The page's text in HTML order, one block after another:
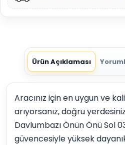
Ürün Açıklaması
Aracınız için en uygun ve
arıyorsanız, doğru
Davlumbazı Önün Önü Sol
güvencesiyle yüksek